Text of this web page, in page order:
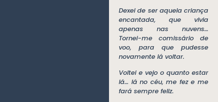
Dexei de ser aquela criança
encantada, que vivia
apenas nas nuvens…
Tornei-me comissário de
voo, para que pudesse
novamente lá voltar.
Voltei e vejo o quanto estar
lá… lá no céu, me fez e me
fará sempre feliz.